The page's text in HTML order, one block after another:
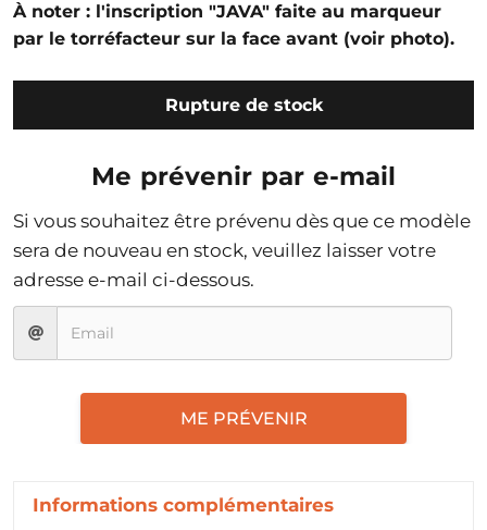
À noter : l'inscription "JAVA" faite au marqueur
par le torréfacteur sur la face avant (voir photo).
Rupture de stock
Me prévenir par e-mail
Si vous souhaitez être prévenu dès que ce modèle
sera de nouveau en stock, veuillez laisser votre
adresse e-mail ci-dessous.
ME PRÉVENIR
Informations complémentaires